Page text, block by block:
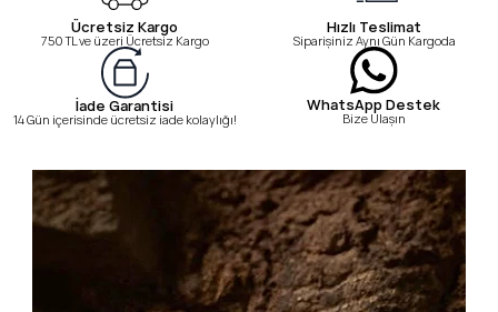
Ücretsiz Kargo
750 TL ve üzeri Ücretsiz Kargo
Hızlı Teslimat
Siparişiniz Aynı Gün Kargoda
İade Garantisi
14 Gün içerisinde ücretsiz iade kolaylığı!
WhatsApp Destek
Bize Ulaşın